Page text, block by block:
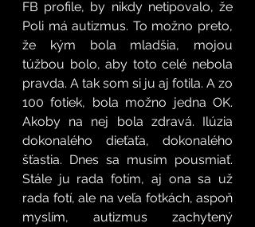
FB profile, by nikdy netipovalo, že
Poli má autizmus. To možno preto,
že kým bola mladšia, mojou
túžbou bolo, aby toto celé nebola
pravda. A tak som si ju aj fotila. A zo
100 fotiek, bola možno jedna OK.
Akoby na nej bola zdravá. Ilúzia
dokonalého dieťaťa, dokonalého
šťastia. Dnes sa musím pousmiať.
Stále ju rada fotím, aj ona sa už
rada fotí, ale na veľa fotkách, aspoň
myslím, autizmus zachytený